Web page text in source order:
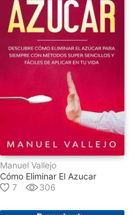
Manuel Vallejo
Cómo Eliminar El Azucar
7
306